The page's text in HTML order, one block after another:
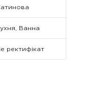
Ванна
ректифікат